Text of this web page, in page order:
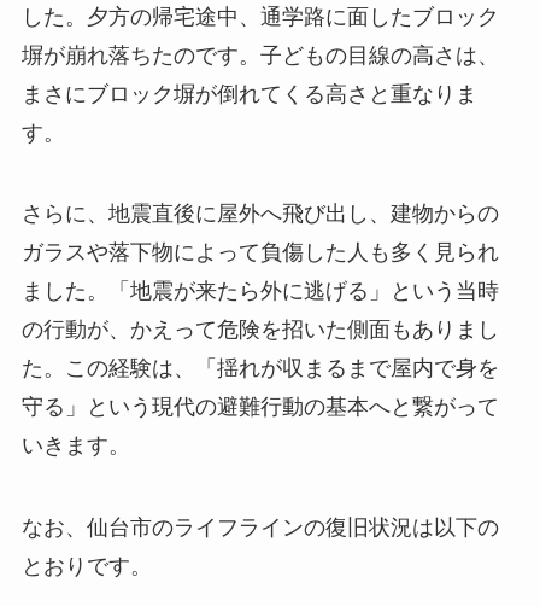
した。夕方の帰宅途中、通学路に面したブロック
塀が崩れ落ちたのです。子どもの目線の高さは、
まさにブロック塀が倒れてくる高さと重なりま
す。
さらに、地震直後に屋外へ飛び出し、建物からの
ガラスや落下物によって負傷した人も多く見られ
ました。「地震が来たら外に逃げる」という当時
の行動が、かえって危険を招いた側面もありまし
た。この経験は、「揺れが収まるまで屋内で身を
守る」という現代の避難行動の基本へと繋がって
いきます。
なお、仙台市のライフラインの復旧状況は以下の
とおりです。